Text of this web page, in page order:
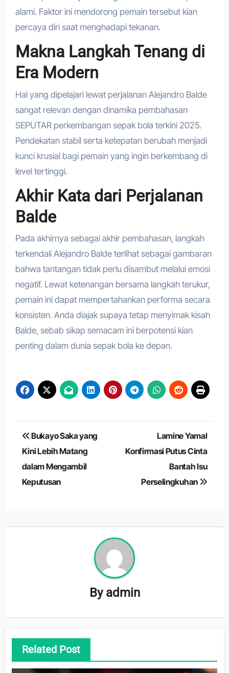
alami. Faktor ini mendorong pemain tersebut kian
percaya diri saat menghadapi tekanan.
Makna Langkah Tenang di
Era Modern
Hal yang dipelajari lewat perjalanan Alejandro Balde
sangat relevan dengan dinamika pembahasan
SEPUTAR perkembangan sepak bola terkini 2025.
Pendekatan stabil serta ketepatan berubah menjadi
kunci krusial bagi pemain yang ingin berkembang di
level tertinggi.
Akhir Kata dari Perjalanan
Balde
Pada akhirnya sebagai akhir pembahasan, langkah
terkendali Alejandro Balde terlihat sebagai gambaran
bahwa tantangan tidak perlu disambut melalui emosi
negatif. Lewat ketenangan bersama langkah terukur,
pemain ini dapat mempertahankan performa secara
konsisten. Anda diajak supaya tetap menyimak kisah
Balde, sebab sikap semacam ini berpotensi kian
penting dalam dunia sepak bola ke depan.
Navigasi
pos
Bukayo Saka yang
Kini Lebih Matang
dalam Mengambil
Keputusan
Lamine Yamal
Konfirmasi Putus Cinta
Bantah Isu
Perselingkuhan
By admin
Related Post